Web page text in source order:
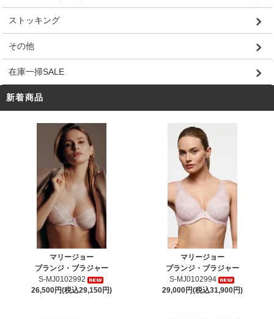
ストッキング
その他
在庫一掃SALE
新着商品
マリージョー
プランジ・ブラジャー
S-MJ0102992
26,500円(税込29,150円)
マリージョー
プランジ・ブラジャー
S-MJ0102994
29,000円(税込31,900円)